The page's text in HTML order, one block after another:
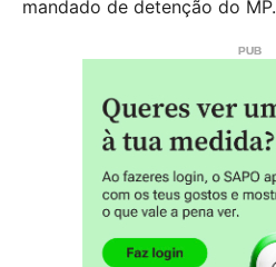
mandado de detenção do MP.